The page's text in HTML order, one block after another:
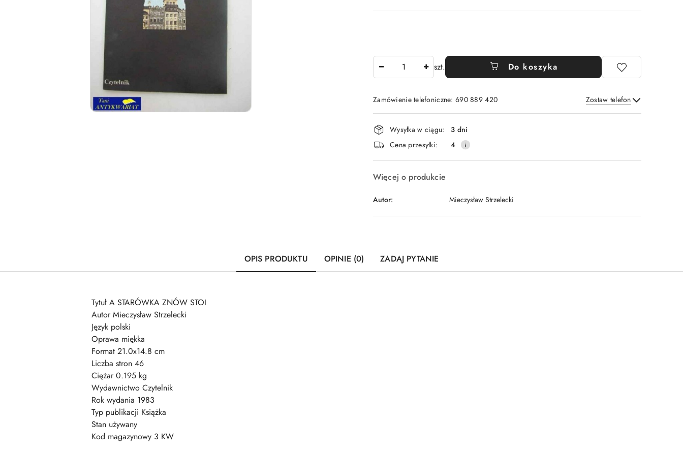
szt. Do koszyka
Zamówienie telefoniczne: 690 889 420 Zostaw telefon
Wyślij
Dostępność
i
dostawa
Wysyłka w ciągu:
3 dni
Cena przesyłki:
4
Więcej o produkcie
Autor: Mieczysław Strzelecki
OPIS PRODUKTU OPINIE (0) ZADAJ PYTANIE
Tytuł A STARÓWKA ZNÓW STOI
Autor Mieczysław Strzelecki
Język polski
Oprawa miękka
Format 21.0x14.8 cm
Liczba stron 46
Ciężar 0.195 kg
Wydawnictwo Czytelnik
Rok wydania 1983
Typ publikacji Książka
Stan używany
Kod magazynowy 3 KW